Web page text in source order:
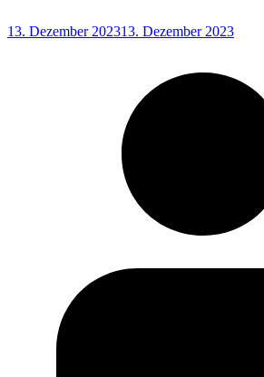
13. Dezember 202313. Dezember 2023